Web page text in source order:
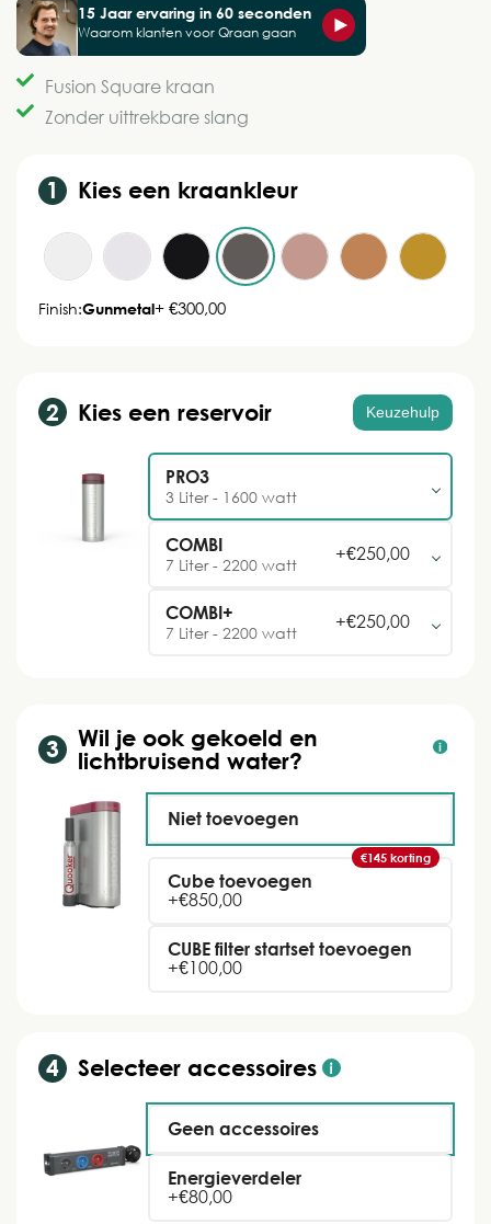
15 Jaar ervaring in 60 seconden
Waarom klanten voor Qraan gaan
Fusion Square kraan
Zonder uittrekbare slang
Kies een kraankleur
Finish:Gunmetal+ €300,00
Kies een reservoir Keuzehulp
PRO3
3 Liter - 1600 watt
COMBI
7 Liter - 2200 watt +€250,00
COMBI+
7 Liter - 2200 watt +€250,00
Wil je ook gekoeld en
lichtbruisend water?
Niet toevoegen
Cube toevoegen
+€850,00
€145 korting
CUBE filter startset toevoegen
+€100,00
Selecteer accessoires
Geen accessoires
Energieverdeler
+€80,00